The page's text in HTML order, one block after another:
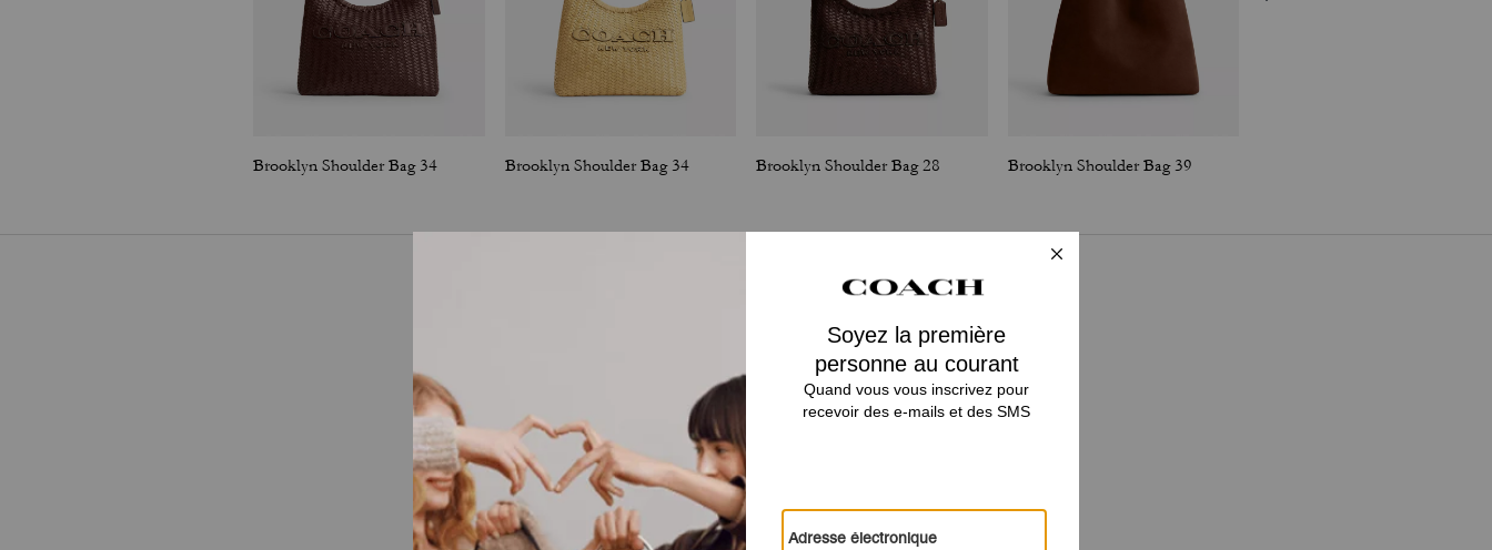
Brooklyn Shoulder Bag 34 Brooklyn Shoulder Bag 34 Brooklyn Shoulder Bag 28 Brooklyn Shoulder Bag 39
4.0 Avis
Pour plus d’informations sur la manière dont nous vérifions nos avis, cliquez